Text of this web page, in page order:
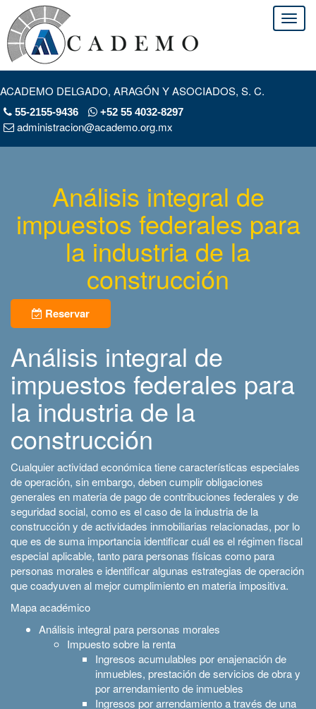
ACADEMO DELGADO, ARAGÓN Y ASOCIADOS, S. C.
55-2155-9436 +52 55 4032-8297
administracion@academo.org.mx
Análisis integral de
impuestos federales para
la industria de la
construcción
Reservar
Análisis integral de
impuestos federales para
la industria de la
construcción
Cualquier actividad económica tiene características especiales
de operación, sin embargo, deben cumplir obligaciones
generales en materia de pago de contribuciones federales y de
seguridad social, como es el caso de la industria de la
construcción y de actividades inmobiliarias relacionadas, por lo
que es de suma importancia identificar cuál es el régimen fiscal
especial aplicable, tanto para personas físicas como para
personas morales e identificar algunas estrategias de operación
que coadyuven al mejor cumplimiento en materia impositiva.
Mapa académico
Análisis integral para personas morales
Impuesto sobre la renta
Ingresos acumulables por enajenación de
inmuebles, prestación de servicios de obra y
por arrendamiento de inmuebles
Ingresos por arrendamiento a través de una